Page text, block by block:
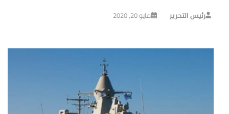
رئيس التحرير مايو 20, 2020